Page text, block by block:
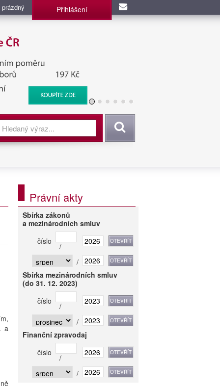
Přihlášení
Vyhledat
a
Právní akty
Sbírka zákonů
a mezinárodních smluv
číslo
/
/
Sbírka mezinárodních smluv
(do 31. 12. 2023)
číslo
/
/
Finanční zpravodaj
číslo
/
/